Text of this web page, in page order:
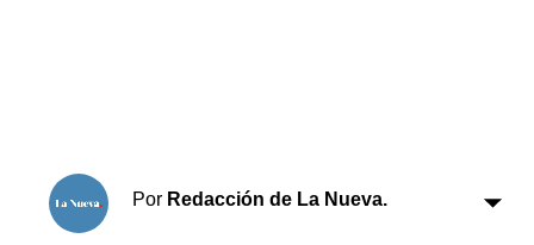
Por Redacción de La Nueva.